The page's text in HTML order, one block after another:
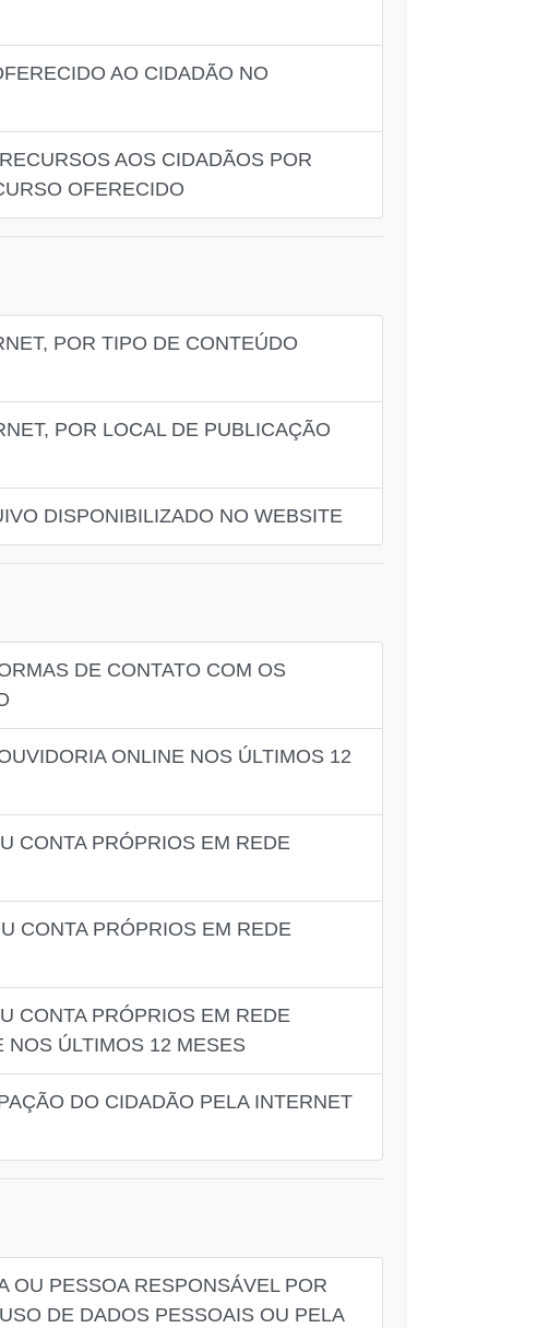
AO CIDADÃO NO
AOS CIDADÃOS POR
OFERECIDO
POR TIPO DE CONTEÚDO
POR LOCAL DE PUBLICAÇÃO
DISPONIBILIZADO NO WEBSITE
DE CONTATO COM OS
ONLINE NOS ÚLTIMOS 12
CONTA PRÓPRIOS EM REDE
CONTA PRÓPRIOS EM REDE
CONTA PRÓPRIOS EM REDE
NOS ÚLTIMOS 12 MESES
DO CIDADÃO PELA INTERNET
OU PESSOA RESPONSÁVEL POR
DE DADOS PESSOAIS OU PELA